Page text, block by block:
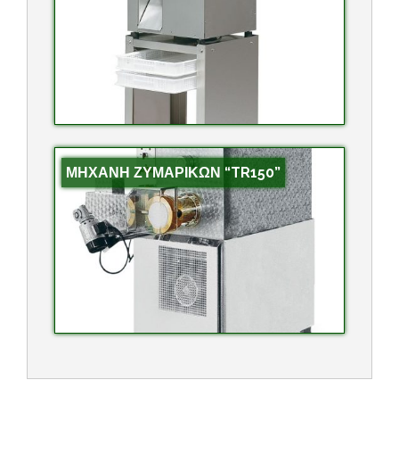
ΜΗΧΑΝΗ ΖΥΜΑΡΙΚΩΝ “TR150”